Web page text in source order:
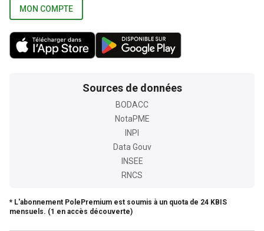
MON COMPTE
Sources de données
BODACC
NotaPME
INPI
Data Gouv
INSEE
RNCS
* L'abonnement PolePremium est soumis à un quota de 24 KBIS
mensuels. (1 en accès découverte)